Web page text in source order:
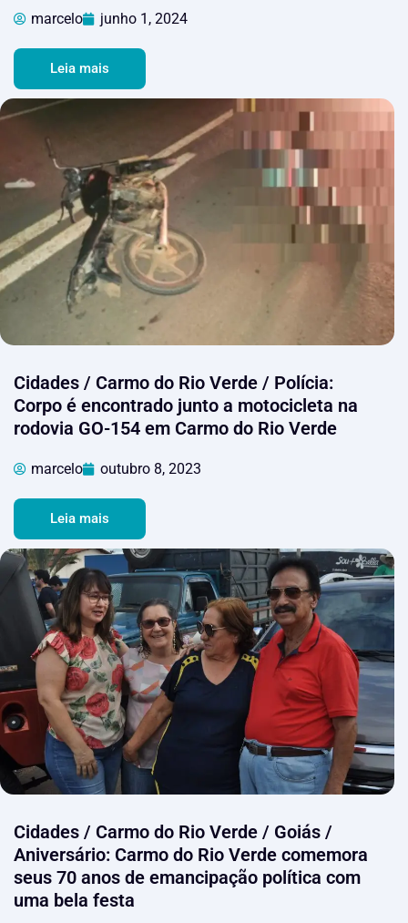
marcelo junho 1, 2024
Leia mais
Cidades / Carmo do Rio Verde / Polícia:
Corpo é encontrado junto a motocicleta na
rodovia GO-154 em Carmo do Rio Verde
marcelo outubro 8, 2023
Leia mais
Cidades / Carmo do Rio Verde / Goiás /
Aniversário: Carmo do Rio Verde comemora
seus 70 anos de emancipação política com
uma bela festa